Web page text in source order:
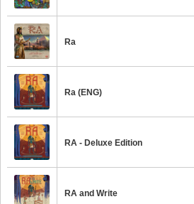
Ra
Ra (ENG)
RA - Deluxe Edition
RA and Write